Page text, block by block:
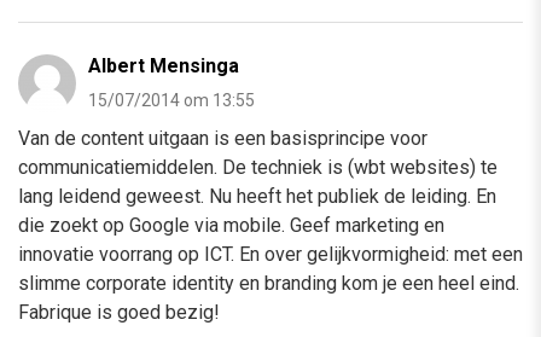
Albert Mensinga
15/07/2014 om 13:55
Van de content uitgaan is een basisprincipe voor
communicatiemiddelen. De techniek is (wbt websites) te
lang leidend geweest. Nu heeft het publiek de leiding. En
die zoekt op Google via mobile. Geef marketing en
innovatie voorrang op ICT. En over gelijkvormigheid: met een
slimme corporate identity en branding kom je een heel eind.
Fabrique is goed bezig!